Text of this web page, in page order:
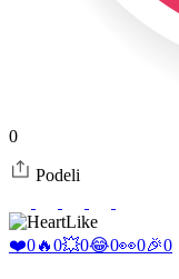
0
Podeli
Like
❤️0🔥0💥0😂0👀0🎉0